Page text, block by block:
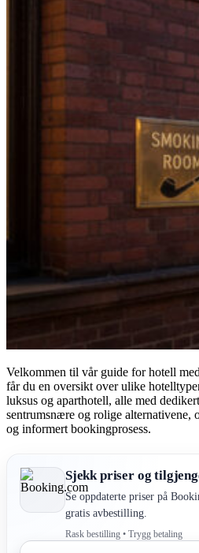
Velkommen til vår guide for hotell
får du en oversikt over ulike
luksus og aparthotell, alle med
sentrumsnære og rolige alternativene,
og informert bookingprosess.
Sjekk priser og
Se oppdaterte priser på
gratis avbestilling.
Rask bestilling • Trygg betaling